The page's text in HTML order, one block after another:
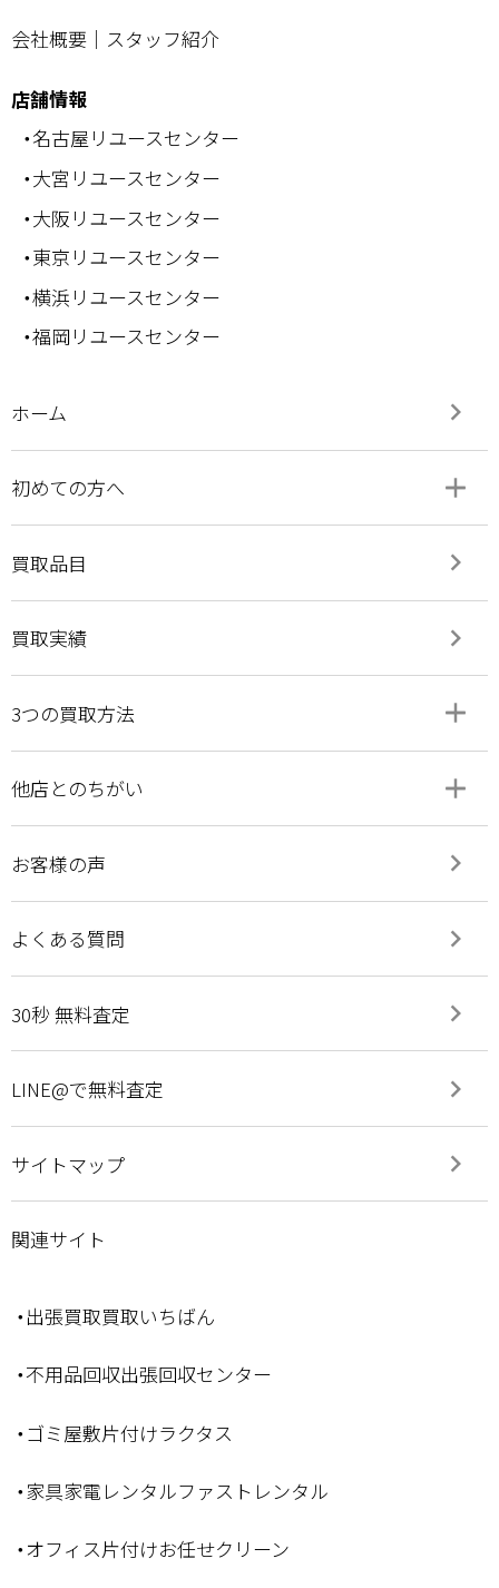
会社概要 ｜ スタッフ紹介
店舗情報
・名古屋リユースセンター
・大宮リユースセンター
・大阪リユースセンター
・東京リユースセンター
・横浜リユースセンター
・福岡リユースセンター
ホーム keyboard_arrow_right
初めての方へ add
remove
買取品目 keyboard_arrow_right
買取実績 keyboard_arrow_right
3つの買取方法 add
remove
他店とのちがい add
remove
お客様の声 keyboard_arrow_right
よくある質問 keyboard_arrow_right
30秒 無料査定 keyboard_arrow_right
LINE@で無料査定 keyboard_arrow_right
サイトマップ keyboard_arrow_right
関連サイト
・出張買取買取いちばん
・不用品回収出張回収センター
・ゴミ屋敷片付けラクタス
・家具家電レンタルファストレンタル
・オフィス片付けお任せクリーン